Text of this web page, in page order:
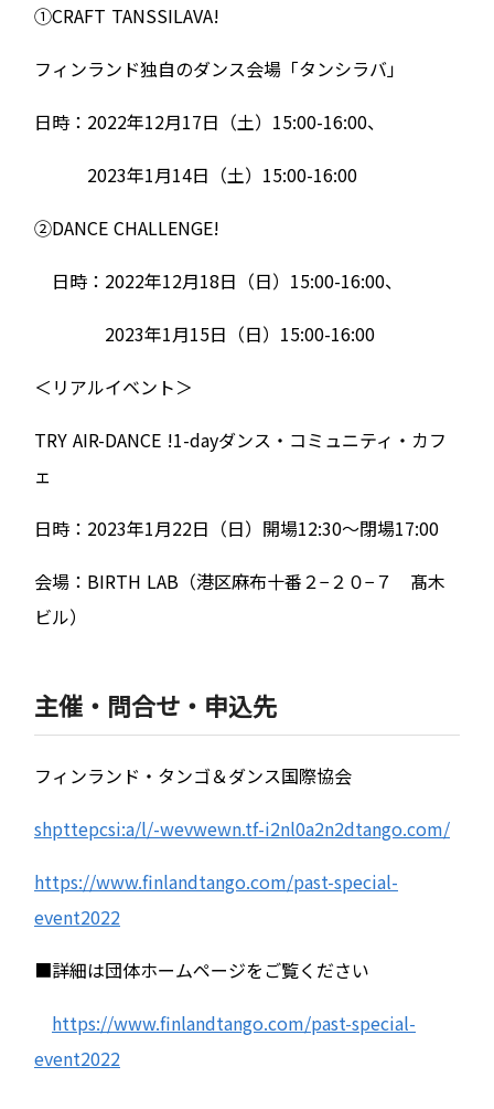
①CRAFT TANSSILAVA!
フィンランド独自のダンス会場「タンシラバ」
日時：2022年12月17日（土）15:00-16:00、
2023年1月14日（土）15:00-16:00
②DANCE CHALLENGE!
日時：2022年12月18日（日）15:00-16:00、
2023年1月15日（日）15:00-16:00
＜リアルイベント＞
TRY AIR-DANCE !1-dayダンス・コミュニティ・カフ
ェ
日時：2023年1月22日（日）開場12:30～閉場17:00
会場：BIRTH LAB（港区麻布十番２−２０−７ 髙木
ビル）
主催・問合せ・申込先
フィンランド・タンゴ＆ダンス国際協会
shpttepcsi:a/l/-wevwewn.tf-i2nl0a2n2dtango.com/
https://www.finlandtango.com/past-special-
event2022
■詳細は団体ホームページをご覧ください
https://www.finlandtango.com/past-special-
event2022